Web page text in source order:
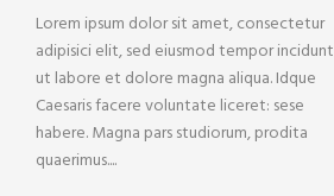
Lorem ipsum dolor sit amet, consectetur
adipisici elit, sed eiusmod tempor incidunt
ut labore et dolore magna aliqua. Idque
Caesaris facere voluntate liceret: sese
habere. Magna pars studiorum, prodita
quaerimus....